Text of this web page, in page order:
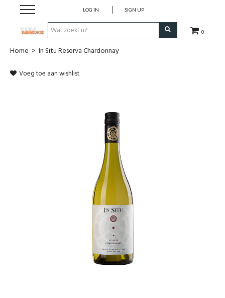
0
LOG IN SIGN UP
Wijnen
Home > In Situ Reserva Chardonnay
Voeg toe aan wishlist